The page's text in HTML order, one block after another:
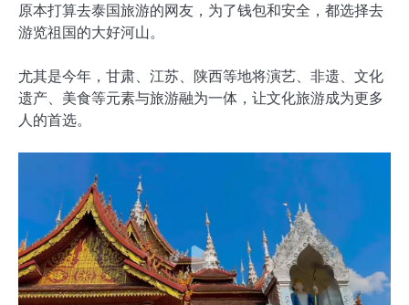
原本打算去泰国旅游的网友，为了钱包和安全，都选择去
游览祖国的大好河山。
尤其是今年，甘肃、江苏、陕西等地将演艺、非遗、文化
遗产、美食等元素与旅游融为一体，让文化旅游成为更多
人的首选。